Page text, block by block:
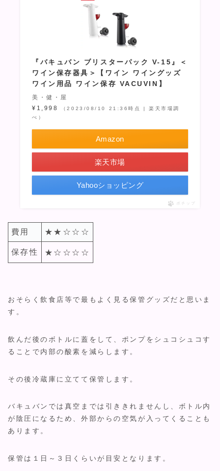
『バキュバン ブリスターパック V-15』＜
ワイン保存器具＞【ワイン ワイングッズ
ワイン用品 ワイン保存 VACUVIN】
美・健・屋
¥1,998
（2023/08/10 21:36時点 | 楽天市場調
べ）
Amazon
楽天市場
Yahooショッピング
ポチップ
費用 ★ ★ ☆☆☆
保存性 ★☆☆☆☆
おそらく飲食店等で最もよく見る保管グッズだと思いま
す。
飲んだ後のボトルに蓋をして、ポンプをシュコシュコす
ることで内部の酸素を減らします。
その後冷蔵庫に立てて保管します。
バキュバンでは真空までは引ききれませんし、ボトル内
が陰圧になるため、外部からの空気が入ってくることも
あります。
保管は１日～３日くらいが目安となります。